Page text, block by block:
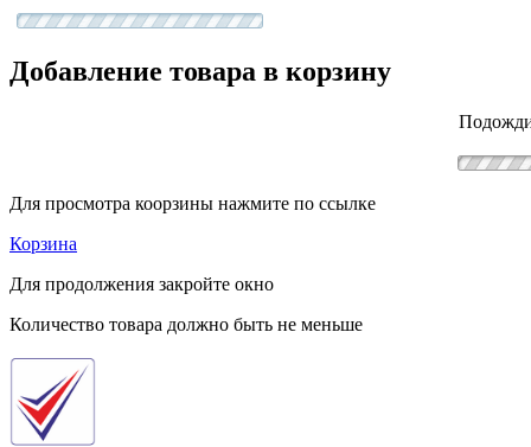
Добавление товара в корзину
Для просмотра коорзины нажмите по ссылке
Корзина
Для продолжения закройте окно
Количество товара должно быть не меньше